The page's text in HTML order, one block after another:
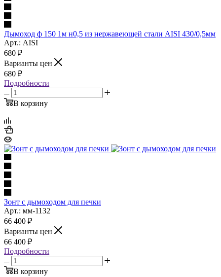
Дымоход ф 150 1м н0,5 из нержавеющей стали AISI 430/0,5мм
Арт.: AISI
680 ₽
Варианты цен
680 ₽
Подробности
В корзину
Зонт с дымоходом для печки
Арт.: мм-1132
66 400 ₽
Варианты цен
66 400 ₽
Подробности
В корзину